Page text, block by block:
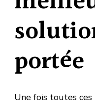
portée
Une fois toutes